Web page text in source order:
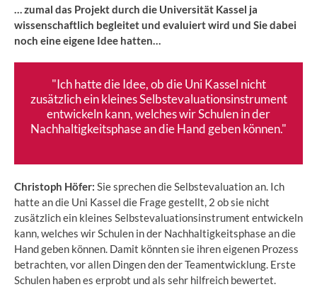
… zumal das Projekt durch die Universität Kassel ja
wissenschaftlich begleitet und evaluiert wird und Sie dabei
noch eine eigene Idee hatten…
"Ich hatte die Idee, ob die Uni Kassel nicht
zusätzlich ein kleines Selbstevaluationsinstrument
entwickeln kann, welches wir Schulen in der
Nachhaltigkeitsphase an die Hand geben können."
Christoph Höfer: Sie sprechen die Selbstevaluation an. Ich
hatte an die Uni Kassel die Frage gestellt, 2 ob sie nicht
zusätzlich ein kleines Selbstevaluationsinstrument entwickeln
kann, welches wir Schulen in der Nachhaltigkeitsphase an die
Hand geben können. Damit könnten sie ihren eigenen Prozess
betrachten, vor allen Dingen den der Teamentwicklung. Erste
Schulen haben es erprobt und als sehr hilfreich bewertet.